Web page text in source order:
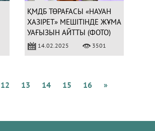
ҚМДБ ТӨРАҒАСЫ «НАУАН
ХАЗІРЕТ» МЕШІТІНДЕ ЖҰМА
УАҒЫЗЫН АЙТТЫ (ФОТО)
14.02.2025 3501
12 13 14 15 16 »